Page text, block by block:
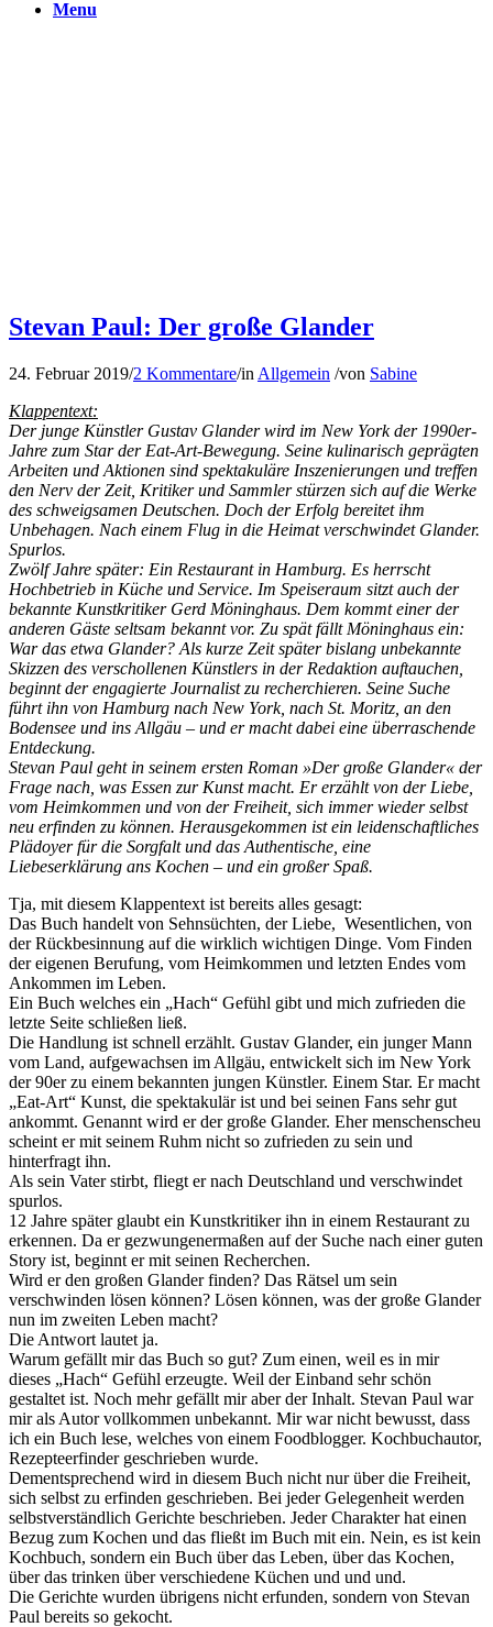
Menu
Stevan Paul: Der große Glander
24. Februar 2019/2 Kommentare/in Allgemein /von Sabine
Klappentext:
Der junge Künstler Gustav Glander wird im New York der 1990er-
Jahre zum Star der Eat-Art-Bewegung. Seine kulinarisch geprägten
Arbeiten und Aktionen sind spektakuläre Inszenierungen und treffen
den Nerv der Zeit, Kritiker und Sammler stürzen sich auf die Werke
des schweigsamen Deutschen. Doch der Erfolg bereitet ihm
Unbehagen. Nach einem Flug in die Heimat verschwindet Glander.
Spurlos.
Zwölf Jahre später: Ein Restaurant in Hamburg. Es herrscht
Hochbetrieb in Küche und Service. Im Speiseraum sitzt auch der
bekannte Kunstkritiker Gerd Möninghaus. Dem kommt einer der
anderen Gäste seltsam bekannt vor. Zu spät fällt Möninghaus ein:
War das etwa Glander? Als kurze Zeit später bislang unbekannte
Skizzen des verschollenen Künstlers in der Redaktion auftauchen,
beginnt der engagierte Journalist zu recherchieren. Seine Suche
führt ihn von Hamburg nach New York, nach St. Moritz, an den
Bodensee und ins Allgäu – und er macht dabei eine überraschende
Entdeckung.
Stevan Paul geht in seinem ersten Roman »Der große Glander« der
Frage nach, was Essen zur Kunst macht. Er erzählt von der Liebe,
vom Heimkommen und von der Freiheit, sich immer wieder selbst
neu erfinden zu können. Herausgekommen ist ein leidenschaftliches
Plädoyer für die Sorgfalt und das Authentische, eine
Liebeserklärung ans Kochen – und ein großer Spaß.
Tja, mit diesem Klappentext ist bereits alles gesagt:
Das Buch handelt von Sehnsüchten, der Liebe, Wesentlichen, von
der Rückbesinnung auf die wirklich wichtigen Dinge. Vom Finden
der eigenen Berufung, vom Heimkommen und letzten Endes vom
Ankommen im Leben.
Ein Buch welches ein „Hach“ Gefühl gibt und mich zufrieden die
letzte Seite schließen ließ.
Die Handlung ist schnell erzählt. Gustav Glander, ein junger Mann
vom Land, aufgewachsen im Allgäu, entwickelt sich im New York
der 90er zu einem bekannten jungen Künstler. Einem Star. Er macht
„Eat-Art“ Kunst, die spektakulär ist und bei seinen Fans sehr gut
ankommt. Genannt wird er der große Glander. Eher menschenscheu
scheint er mit seinem Ruhm nicht so zufrieden zu sein und
hinterfragt ihn.
Als sein Vater stirbt, fliegt er nach Deutschland und verschwindet
spurlos.
12 Jahre später glaubt ein Kunstkritiker ihn in einem Restaurant zu
erkennen. Da er gezwungenermaßen auf der Suche nach einer guten
Story ist, beginnt er mit seinen Recherchen.
Wird er den großen Glander finden? Das Rätsel um sein
verschwinden lösen können? Lösen können, was der große Glander
nun im zweiten Leben macht?
Die Antwort lautet ja.
Warum gefällt mir das Buch so gut? Zum einen, weil es in mir
dieses „Hach“ Gefühl erzeugte. Weil der Einband sehr schön
gestaltet ist. Noch mehr gefällt mir aber der Inhalt. Stevan Paul war
mir als Autor vollkommen unbekannt. Mir war nicht bewusst, dass
ich ein Buch lese, welches von einem Foodblogger. Kochbuchautor,
Rezepteerfinder geschrieben wurde.
Dementsprechend wird in diesem Buch nicht nur über die Freiheit,
sich selbst zu erfinden geschrieben. Bei jeder Gelegenheit werden
selbstverständlich Gerichte beschrieben. Jeder Charakter hat einen
Bezug zum Kochen und das fließt im Buch mit ein. Nein, es ist kein
Kochbuch, sondern ein Buch über das Leben, über das Kochen,
über das trinken über verschiedene Küchen und und und.
Die Gerichte wurden übrigens nicht erfunden, sondern von Stevan
Paul bereits so gekocht.